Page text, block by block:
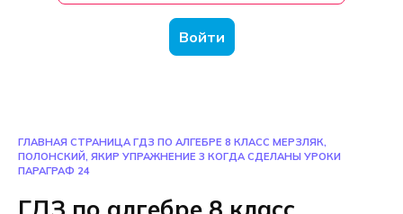
Войти
ГЛАВНАЯ СТРАНИЦА ГДЗ ПО АЛГЕБРЕ 8 КЛАСС МЕРЗЛЯК,
ПОЛОНСКИЙ, ЯКИР УПРАЖНЕНИЕ 3 КОГДА СДЕЛАНЫ УРОКИ
ПАРАГРАФ 24